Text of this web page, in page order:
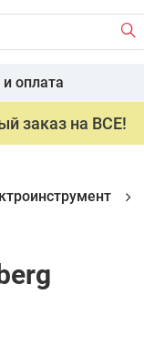
оплата
заказ на ВСЕ!